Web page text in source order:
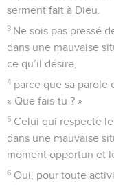
serment fait à Dieu.
3 Ne sois pas pressé
dans une mauvaise
ce qu’il désire,
4 parce que sa parole
« Que fais-tu ? »
5 Celui qui respecte
dans une mauvaise
moment opportun et
6 Oui, pour toute